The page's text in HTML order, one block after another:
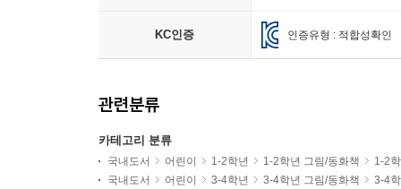
KC인증 인증유형 : 적합성확인
관련분류
카테고리 분류
국내도서 어린이 1-2학년 1-2학년 그림/동화책
1-2
국내도서
어린이 3-4학년 3-4학년 그림/동화책
3-4